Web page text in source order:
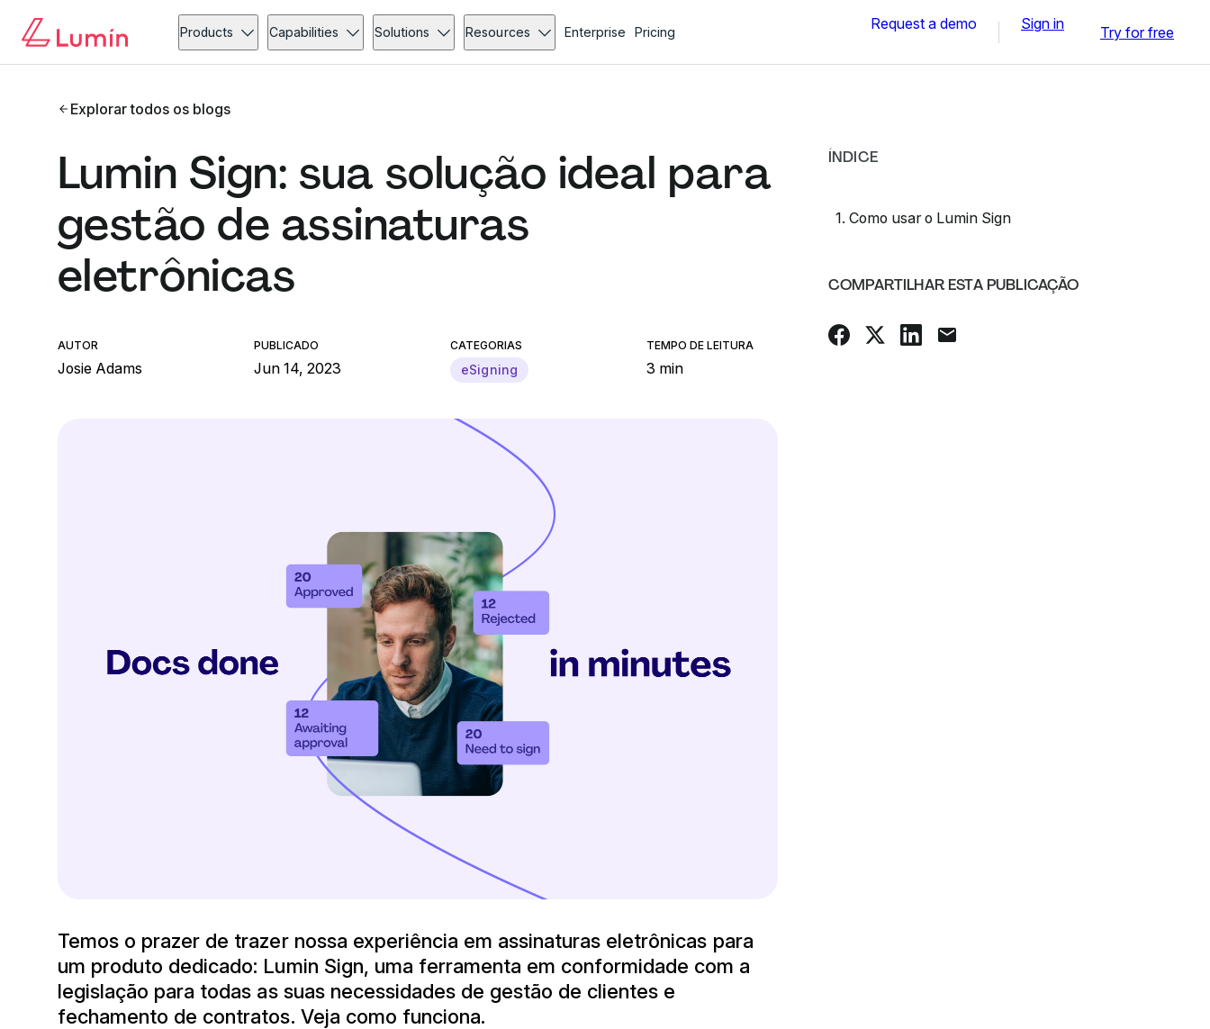
Products Capabilities Solutions Resources Enterprise Pricing Request a demo Sign in Try for free
Explorar todos os blogs
Lumin Sign: sua solução ideal para
gestão de assinaturas
eletrônicas
AUTOR
Josie Adams
PUBLICADO
Jun 14, 2023
CATEGORIAS
eSigning
TEMPO DE LEITURA
3 min
Temos o prazer de trazer nossa experiência em assinaturas eletrônicas para
um produto dedicado: Lumin Sign, uma ferramenta em conformidade com a
legislação para todas as suas necessidades de gestão de clientes e
fechamento de contratos. Veja como funciona.
ÍNDICE
1. Como usar o Lumin Sign
COMPARTILHAR ESTA PUBLICAÇÃO